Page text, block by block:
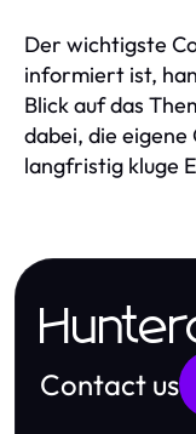
Der wichtigste
informiert ist,
Blick auf das
dabei, die eigene
langfristig kluge
Contact us